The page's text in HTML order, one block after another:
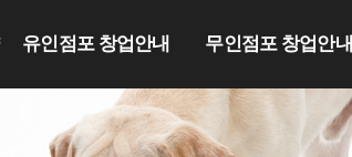
유인점포 창업안내 무인점포 창업안내